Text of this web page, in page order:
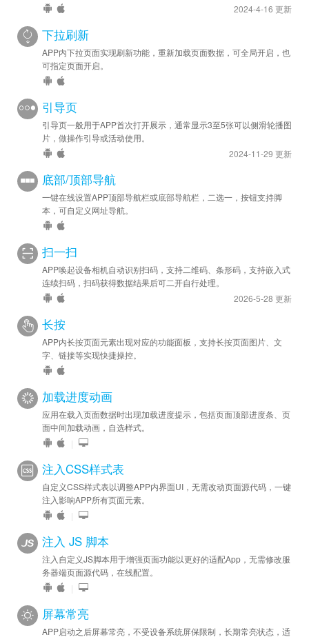
2024-4-16 更新
下拉刷新
APP内下拉页面实现刷新功能，重新加载页面数据，可全局开启，也
可指定页面开启。
引导页
引导页一般用于APP首次打开展示，通常显示3至5张可以侧滑轮播图
片，做操作引导或活动使用。
2024-11-29 更新
底部/顶部导航
一键在线设置APP顶部导航栏或底部导航栏，二选一，按钮支持脚
本，可自定义网址导航。
扫一扫
APP唤起设备相机自动识别扫码，支持二维码、条形码，支持嵌入式
连续扫码，扫码获得数据结果后可二开自行处理。
2026-5-28 更新
长按
APP内长按页面元素出现对应的功能面板，支持长按页面图片、文
字、链接等实现快捷操控。
加载进度动画
应用在载入页面数据时出现加载进度提示，包括页面顶部进度条、页
面中间加载动画，自选样式。
|
注入CSS样式表
自定义CSS样式表以调整APP内界面UI，无需改动页面源代码，一键
注入影响APP所有页面元素。
|
注入 JS 脚本
注入自定义JS脚本用于增强页面功能以更好的适配App，无需修改服
务器端页面源代码，在线配置。
|
屏幕常亮
APP启动之后屏幕常亮，不受设备系统屏保限制，长期常亮状态，适